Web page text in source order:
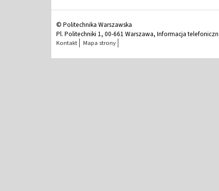
© Politechnika Warszawska
Pl. Politechniki 1, 00-661 Warszawa, Informacja
Kontakt Mapa strony